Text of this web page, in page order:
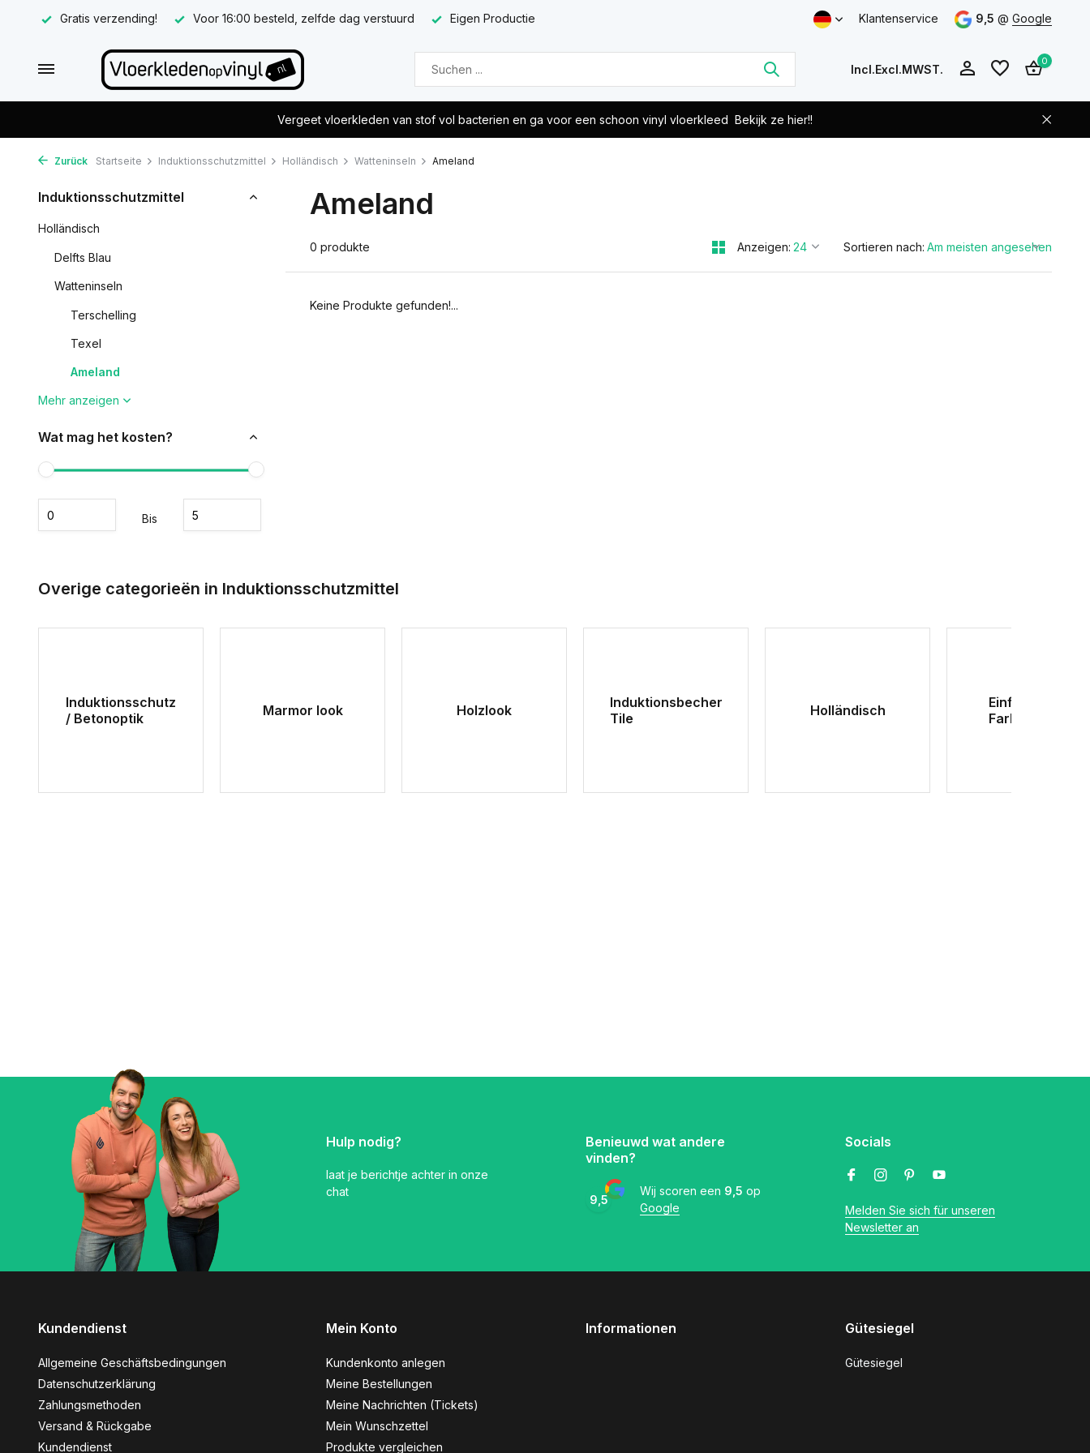
Gratis verzending! Voor 16:00 besteld, zelfde dag verstuurd Eigen Productie Klantenservice 9,5 @ Google
Incl.Excl.MWST.
0
Vergeet vloerkleden van stof vol bacterien en ga voor een schoon vinyl vloerkleed Bekijk ze hier!!
Zurück Startseite Induktionsschutzmittel Holländisch Watteninseln Ameland
Induktionsschutzmittel
Holländisch
Delfts Blau
Watteninseln
Terschelling
Texel
Ameland
Mehr anzeigen
Wat mag het kosten?
Bis
Ameland
0 produkte Anzeigen: Sortieren nach:
Keine Produkte gefunden!...
Overige categorieën in Induktionsschutzmittel
Induktionsschutz
/ Betonoptik
Marmor look Holzlook
Induktionsbecher
Tile
Holländisch
Einfache
Farben
Hulp nodig?
laat je berichtje achter in onze
chat
Benieuwd wat andere
vinden?
9,5
Wij scoren een 9,5 op
Google
Socials
Melden Sie sich für unseren
Newsletter an
Kundendienst
Allgemeine Geschäftsbedingungen
Datenschutzerklärung
Zahlungsmethoden
Versand & Rückgabe
Kundendienst
Mein Konto
Kundenkonto anlegen
Meine Bestellungen
Meine Nachrichten (Tickets)
Mein Wunschzettel
Produkte vergleichen
Informationen Gütesiegel
Gütesiegel